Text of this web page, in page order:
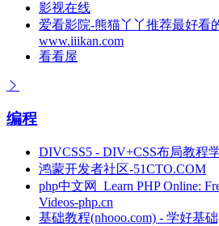
影视在线
爱看影院-熊猫丫丫推荐最好看
www.iiikan.com
看看屋
编程
DIVCSS5 - DIV+CSS布局教程
鸿蒙开发者社区-51CTO.COM
php中文网_Learn PHP Online:
Videos-php.cn
基础教程(nhooo.com) - 学好基